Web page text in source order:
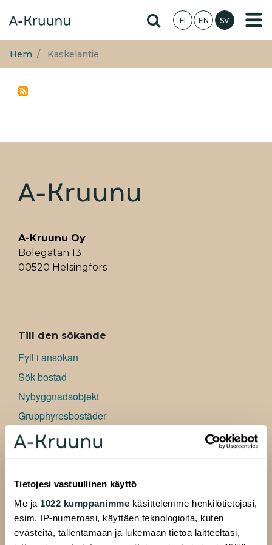
Tietojesi vastuullinen käyttö
Me ja 1022 kumppanimme käsittelemme henkilötietojasi,
esim. IP-numeroasi, käyttäen teknologioita, kuten
evästeitä, tallentamaan ja lukemaan tietoa laitteeltasi,
huvudinnehåll
Hae sivustolta
FI EN SV
Hem Kaskelantie
A-Kruunu Oy
Bölegatan 13
00520 Helsingfors
ALAVALIKKO
Till den sökande
Fyll i ansökan
Sök bostad
Nybyggnadsobjekt
Grupphyresbostäder
Konstnärsbostäder
Vanliga frågor
Till hyresgästen